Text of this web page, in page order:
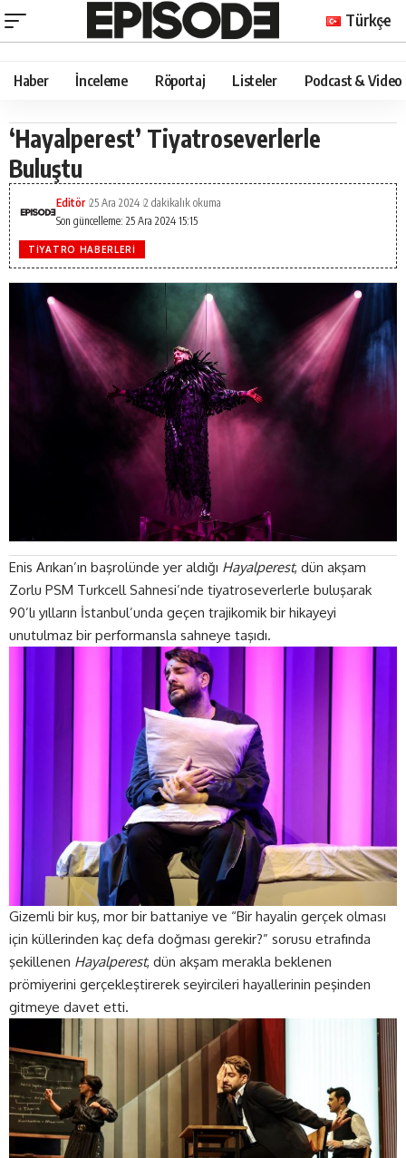
Türkçe
Haber İnceleme Röportaj Listeler Podcast & Video
‘Hayalperest’ Tiyatroseverlerle
Buluştu
Son güncelleme: 25 Ara 2024 15:15
Editör 25 Ara 2024 2 dakikalık okuma
TIYATRO HABERLERI
Enis Arıkan’ın başrolünde yer aldığı Hayalperest, dün akşam
Zorlu PSM Turkcell Sahnesi’nde tiyatroseverlerle buluşarak
90’lı yılların İstanbul’unda geçen trajikomik bir hikayeyi
unutulmaz bir performansla sahneye taşıdı.
Gizemli bir kuş, mor bir battaniye ve “Bir hayalin gerçek olması
için küllerinden kaç defa doğması gerekir?” sorusu etrafında
şekillenen Hayalperest, dün akşam merakla beklenen
prömiyerini gerçekleştirerek seyircileri hayallerinin peşinden
gitmeye davet etti.